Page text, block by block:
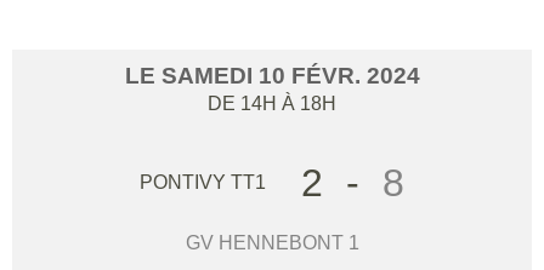
LE SAMEDI 10 FÉVR. 2024
DE 14H À 18H
PONTIVY TT1 2 - 8
GV HENNEBONT 1